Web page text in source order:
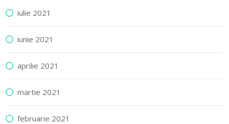
iulie 2021
iunie 2021
aprilie 2021
martie 2021
februarie 2021